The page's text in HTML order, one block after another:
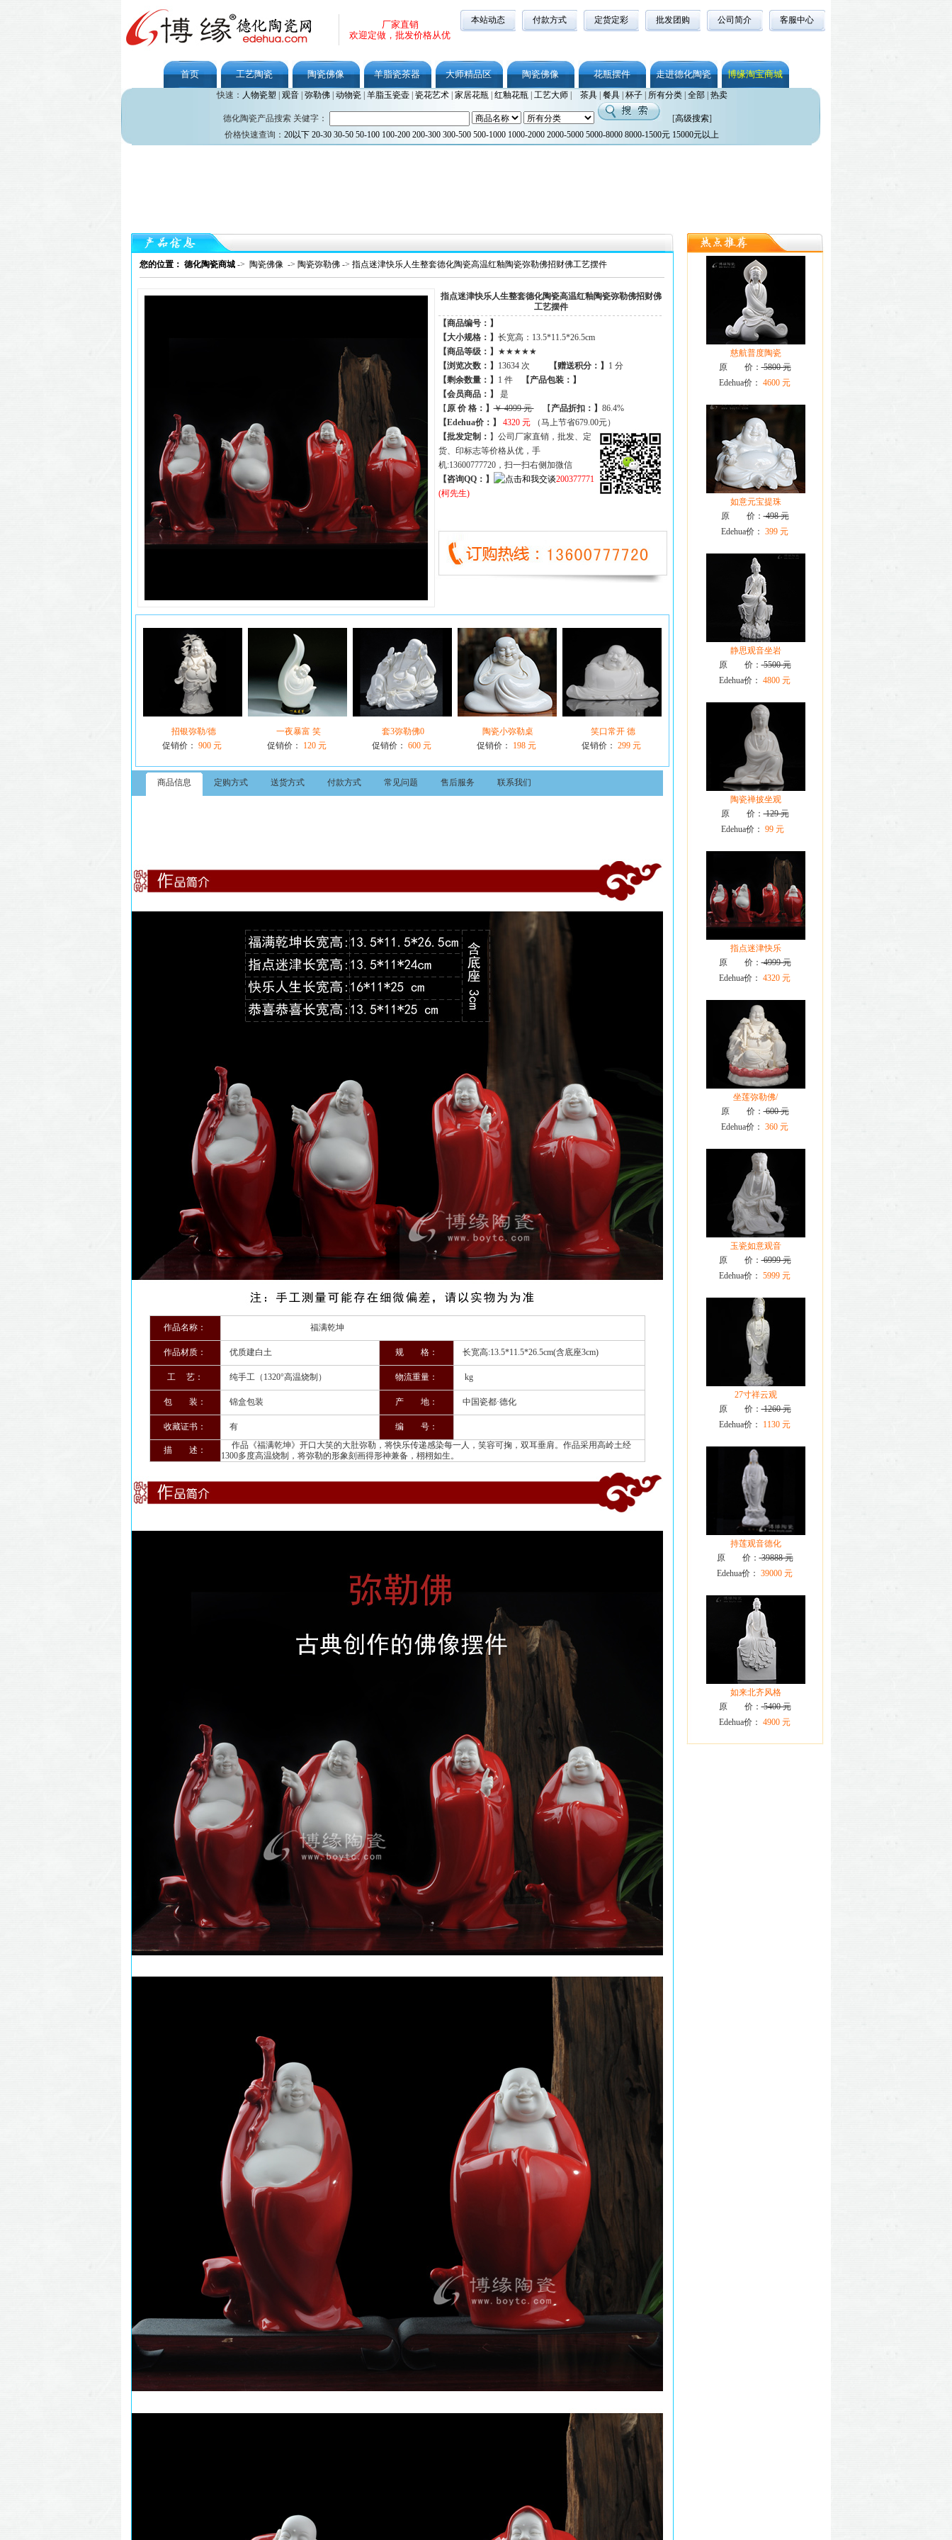
厂家直销
欢迎定做，批发价格从优
本站动态 付款方式 定货定彩 批发团购 公司简介 客服中心
首页 工艺陶瓷 陶瓷佛像 羊脂瓷茶器 大师精品区 陶瓷佛像 花瓶摆件 走进德化陶瓷 博缘淘宝商城
快速： 人物瓷塑 观音| 弥勒佛| 动物瓷| 羊脂玉瓷壶| 瓷花艺术| 家居花瓶| 红釉花瓶| 工艺大师| 茶具| 餐具| 杯子| 所有分类| 全部| 热卖
德化陶瓷产品搜索 关健字： [高级搜索]
价格快速查询： 20以下 20-30 30-50 50-100 100-200 200-300 300-500 500-1000 1000-2000 2000-5000 5000-8000 8000-1500元 15000元以上
您的位置： 德化陶瓷商城 -> 陶瓷佛像 -> 陶瓷弥勒佛 -> 指点迷津快乐人生整套德化陶瓷高温红釉陶瓷弥勒佛招财佛工艺摆件
指点迷津快乐人生整套德化陶瓷高温红釉陶瓷弥勒佛招财佛
工艺摆件
【商品编号：】
【大小规格：】 长宽高：13.5*11.5*26.5cm
【商品等级：】
★★★★★
【浏览次数：】 13634 次 【赠送积分：】
1 分
【剩余数量：】 1 件【产品包装：】
【会员商品： 】
是
【 原 价 格： 】￥ 4999 元【 产品折扣： 】 86.4%
【Edehua价：】
4320 元
（马上节省679.00元）
【批发定制： 】公司厂家直销，批发、定
货、印标志等价格从优，手
机:13600777720，扫一扫右侧加微信
【咨询QQ：】
200377771
(柯先生)
招银弥勒/德
促销价： 900 元
一夜暴富 笑
促销价：
120 元
套3弥勒佛0
促销价： 600 元
陶瓷小弥勒桌
促销价：
198 元
笑口常开 德
促销价： 299 元
商品信息 定购方式 送货方式 付款方式 常见问题 售后服务 联系我们
作品名称： 福满乾坤
作品材质： 优质建白土 规 格： 长宽高:13.5*11.5*26.5cm(含底座3cm)
工 艺： 纯手工（1320°高温烧制） 物流重量： kg
包 装： 锦盒包装 产 地： 中国瓷都·德化
收藏证书： 有 编 号：
描 述：
作品《福满乾坤》开口大笑的大肚弥勒，将快乐传递感染每一人，笑容可掬，双耳垂肩。作品采用高岭土经
1300多度高温烧制，将弥勒的形象刻画得形神兼备，栩栩如生。
慈航普度陶瓷
原 价：5800 元
Edehua价： 4600 元
如意元宝提珠
原 价：498 元
Edehua价： 399 元
静思观音坐岩
原 价：5500 元
Edehua价： 4800 元
陶瓷禅披坐观
原 价：129 元
Edehua价： 99 元
指点迷津快乐
原 价：4999 元
Edehua价： 4320 元
坐莲弥勒佛/
原 价：600 元
Edehua价： 360 元
玉瓷如意观音
原 价：6999 元
Edehua价： 5999 元
27寸祥云观
原 价：1260 元
Edehua价：
1130 元
持莲观音德化
原 价：39888 元
Edehua价： 39000 元
如来北齐风格
原 价：5400 元
Edehua价： 4900 元